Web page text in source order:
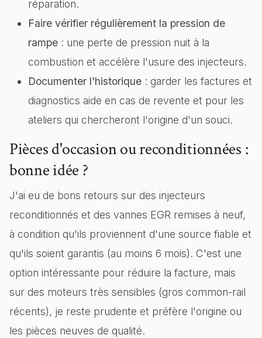
réparation.
Faire vérifier régulièrement la pression de
rampe : une perte de pression nuit à la
combustion et accélère l'usure des injecteurs.
Documenter l'historique : garder les factures et
diagnostics aide en cas de revente et pour les
ateliers qui chercheront l'origine d'un souci.
Pièces d'occasion ou reconditionnées :
bonne idée ?
J'ai eu de bons retours sur des injecteurs
reconditionnés et des vannes EGR remises à neuf,
à condition qu'ils proviennent d'une source fiable et
qu'ils soient garantis (au moins 6 mois). C'est une
option intéressante pour réduire la facture, mais
sur des moteurs très sensibles (gros common-rail
récents), je reste prudente et préfère l'origine ou
les pièces neuves de qualité.